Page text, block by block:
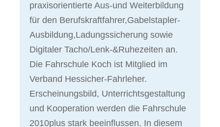
praxisorientierte Aus-und Weiterbildung
für den Berufskraftfahrer,Gabelstapler-
Ausbildung,Ladungssicherung sowie
Digitaler Tacho/Lenk-&Ruhezeiten an.
Die Fahrschule Koch ist Mitglied im
Verband Hessicher-Fahrleher.
Erscheinungsbild, Unterrichtsgestaltung
und Kooperation werden die Fahrschule
2010plus stark beeinflussen. In diesem